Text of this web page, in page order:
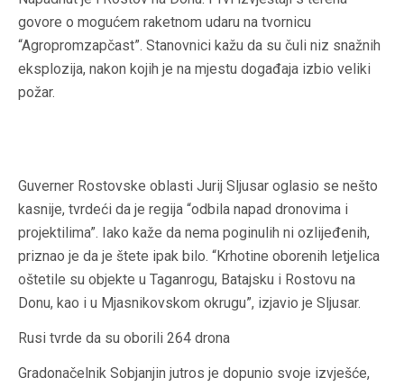
govore o mogućem raketnom udaru na tvornicu
“Agropromzapčast”. Stanovnici kažu da su čuli niz snažnih
eksplozija, nakon kojih je na mjestu događaja izbio veliki
požar.
Guverner Rostovske oblasti Jurij Sljusar oglasio se nešto
kasnije, tvrdeći da je regija “odbila napad dronovima i
projektilima”. Iako kaže da nema poginulih ni ozlijeđenih,
priznao je da je štete ipak bilo. “Krhotine oborenih letjelica
oštetile su objekte u Taganrogu, Batajsku i Rostovu na
Donu, kao i u Mjasnikovskom okrugu”, izjavio je Sljusar.
Rusi tvrde da su oborili 264 drona
Gradonačelnik Sobjanjin jutros je dopunio svoje izvješće,